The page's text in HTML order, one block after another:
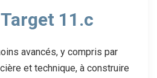
Target 11.c
avancés, y compris par
et technique, à construire